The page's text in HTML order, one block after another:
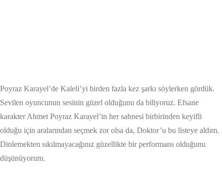
Poyraz Karayel’de Kaleli’yi birden fazla kez şarkı söylerken gördük.
Sevilen oyuncunun sesinin güzel olduğunu da biliyoruz. Efsane
karakter Ahmet Poyraz Karayel’in her sahnesi birbirinden keyifli
olduğu için aralarından seçmek zor olsa da, Doktor’u bu listeye aldım.
Dinlemekten sıkılmayacağınız güzellikte bir performans olduğunu
düşünüyorum.